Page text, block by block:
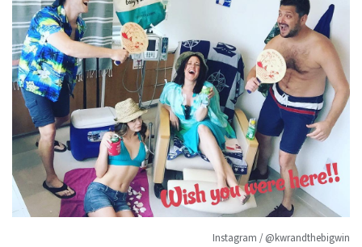
Instagram / @kwrandthebigwin